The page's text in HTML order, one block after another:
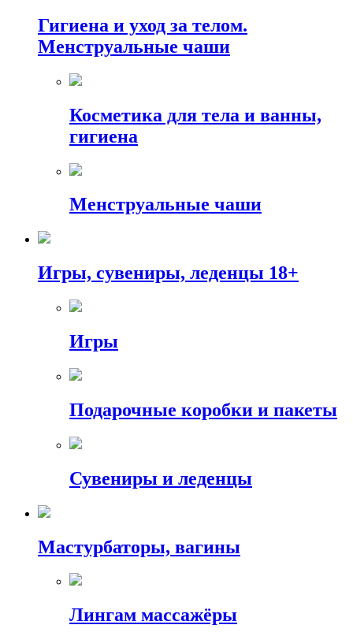
Гигиена и уход за телом.
Менструальные чаши
Косметика для тела и ванны,
гигиена
Менструальные чаши
Игры, сувениры, леденцы 18+
Игры
Подарочные коробки и пакеты
Сувениры и леденцы
Мастурбаторы, вагины
Лингам массажёры